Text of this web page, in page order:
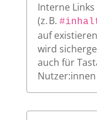
Interne
(z. B.
auf
wird
auch für